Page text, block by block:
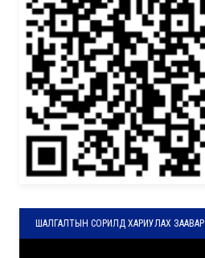
ШАЛГАЛТЫН СОРИЛД ХАРИУЛАХ ЗААВАР